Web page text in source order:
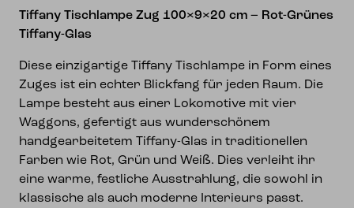
Tiffany Tischlampe Zug 100×9×20 cm – Rot-Grünes
Tiffany-Glas
Diese einzigartige Tiffany Tischlampe in Form eines
Zuges ist ein echter Blickfang für jeden Raum. Die
Lampe besteht aus einer Lokomotive mit vier
Waggons, gefertigt aus wunderschönem
handgearbeitetem Tiffany-Glas in traditionellen
Farben wie Rot, Grün und Weiß. Dies verleiht ihr
eine warme, festliche Ausstrahlung, die sowohl in
klassische als auch moderne Interieurs passt.